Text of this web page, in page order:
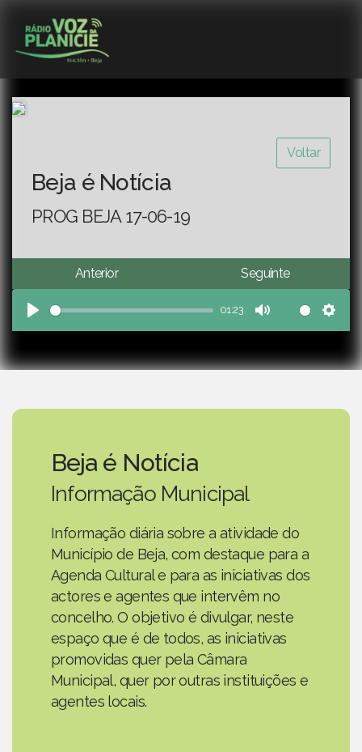
Voltar
Beja é Notícia
PROG BEJA 17-06-19
Anterior Seguinte
Play
01:23
Mute
Beja é Notícia
Informação Municipal
Informação diária sobre a atividade do
Município de Beja, com destaque para a
Agenda Cultural e para as iniciativas dos
actores e agentes que intervêm no
concelho. O objetivo é divulgar, neste
espaço que é de todos, as iniciativas
promovidas quer pela Câmara
Municipal, quer por outras instituições e
agentes locais.